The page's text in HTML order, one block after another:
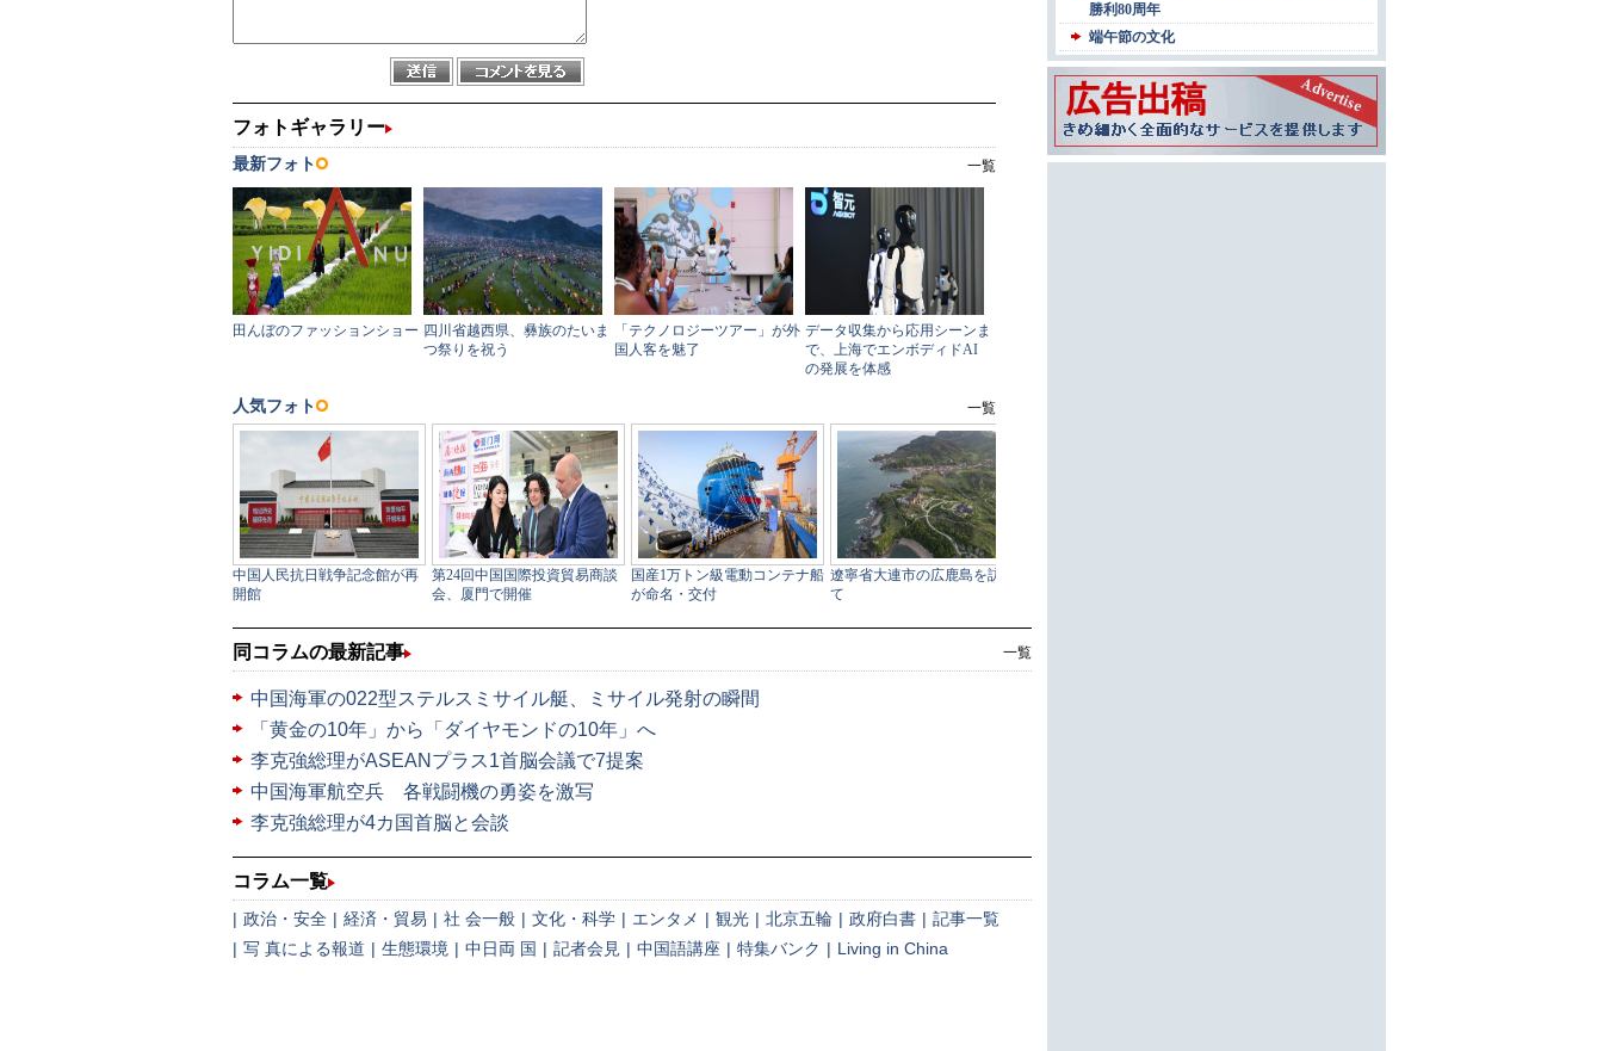
一覧
同コラムの最新記事
中国海軍の022型ステルスミサイル艇、ミサイル発射の瞬間
「黄金の10年」から「ダイヤモンドの10年」へ
李克強総理がASEANプラス1首脳会議で7提案
中国海軍航空兵 各戦闘機の勇姿を激写
李克強総理が4カ国首脳と会談
コラム一覧
| 政治・安全 | 経済・貿易 | 社 会一般 | 文化・科学 | エンタメ | 観光 | 北京五輪 | 政府白書 | 記事一覧
| 写 真による報道 | 生態環境 | 中日両 国 | 記者会見 | 中国語講座 | 特集バンク | Living in China